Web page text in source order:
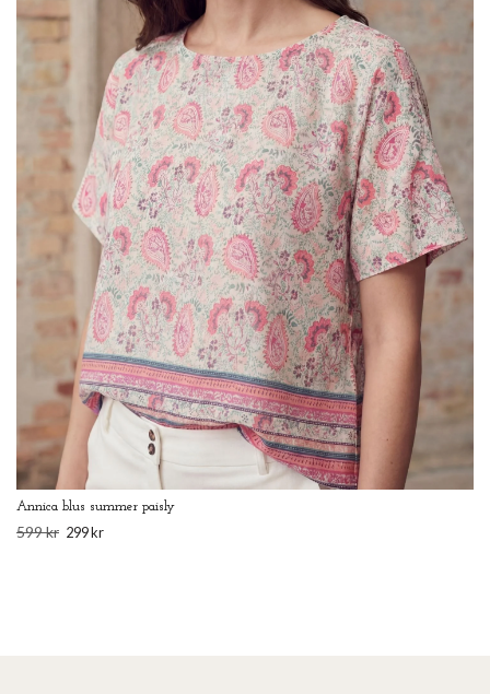
Annica blus summer paisly
599 kr 299 kr